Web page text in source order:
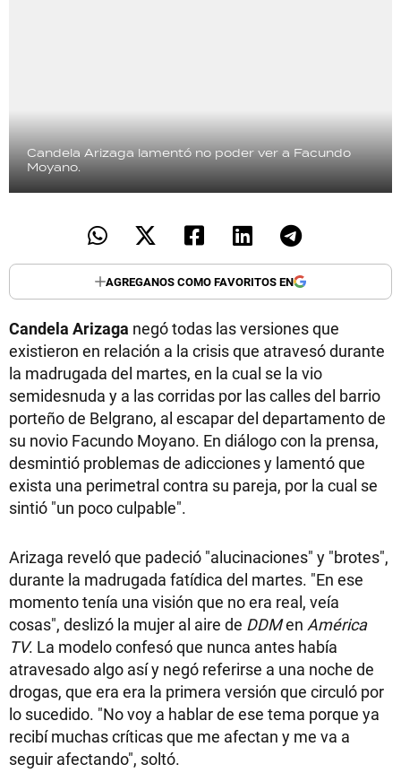
Candela Arizaga lamentó no poder ver a Facundo
Moyano.
AGREGANOS COMO FAVORITOS EN
Candela Arizaga negó todas las versiones que
existieron en relación a la crisis que atravesó durante
la madrugada del martes, en la cual se la vio
semidesnuda y a las corridas por las calles del barrio
porteño de Belgrano, al escapar del departamento de
su novio Facundo Moyano. En diálogo con la prensa,
desmintió problemas de adicciones y lamentó que
exista una perimetral contra su pareja, por la cual se
sintió "un poco culpable".
Arizaga reveló que padeció "alucinaciones" y "brotes",
durante la madrugada fatídica del martes. "En ese
momento tenía una visión que no era real, veía
cosas", deslizó la mujer al aire de DDMen América
TV. La modelo confesó que nunca antes había
atravesado algo así y negó referirse a una noche de
drogas, que era era la primera versión que circuló por
lo sucedido. "No voy a hablar de ese tema porque ya
recibí muchas críticas que me afectan y me va a
seguir afectando", soltó.